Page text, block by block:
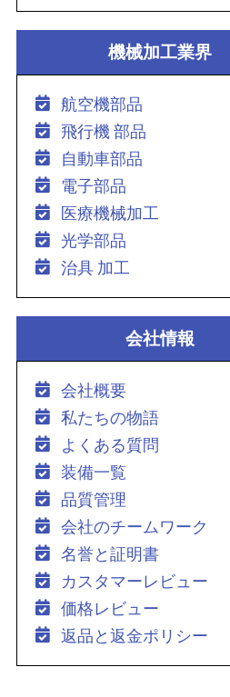
機械加工業界
航空機部品
飛行機 部品
自動車部品
電子部品
医療機械加工
光学部品
治具 加工
会社情報
会社概要
私たちの物語
よくある質問
装備一覧
品質管理
会社のチームワーク
名誉と証明書
カスタマーレビュー
価格レビュー
返品と返金ポリシー